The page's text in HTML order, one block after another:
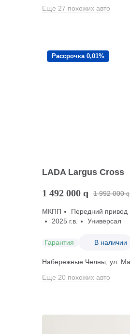
Еще 27 похожих авто
Рассрочка 0,01%
LADA Largus Cross
1 492 000 q 1 992 000 q
МКПП Передний привод
2025 г.в.
Универсал
Гарантия В наличии
Набережные Челны, ул.
Еще 20 похожих авто